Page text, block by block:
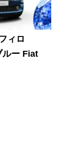
ィロ
ー Fiat